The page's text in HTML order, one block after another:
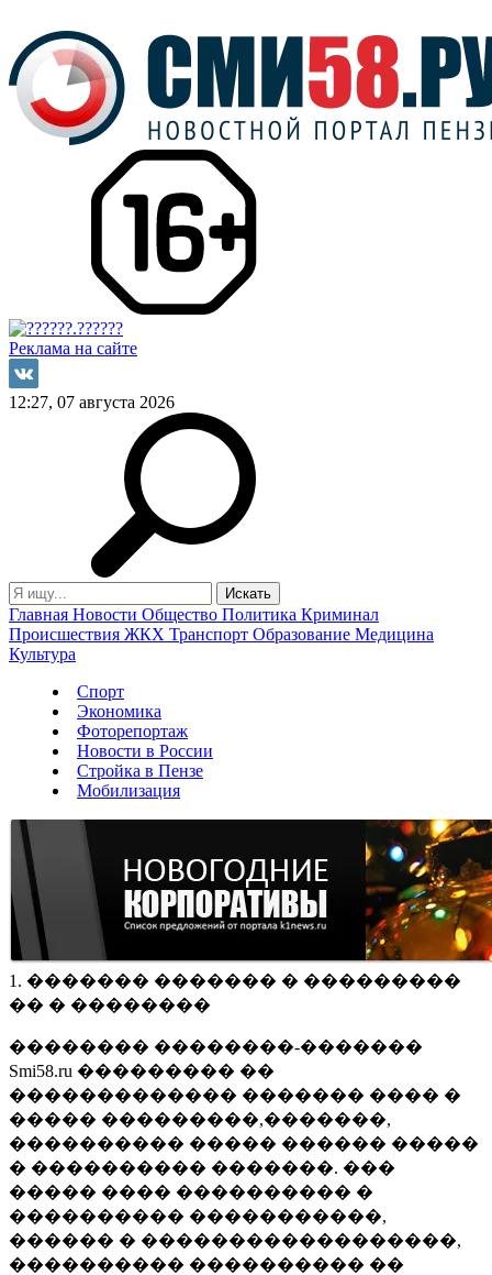
Реклама на сайте
12:27, 07 августа 2026
Главная Новости Общество Политика Криминал
Происшествия ЖКХ Транспорт Образование Медицина
Культура
Спорт
Экономика
Фоторепортаж
Новости в России
Стройка в Пензе
Мобилизация
1. ������� ������� � ���������
�� � ��������
�������� ��������-�������
Smi58.ru ��������� ��
������������� ������� ���� �
����� ���������,�������,
���������� ����� ������ �����
� ���������� �������. ���
����� ���� ���������� �
���������� �����������,
������ � ������������������,
���������� ���������� ��